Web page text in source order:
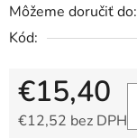
Môžeme doručiť do:
Kód:
€15,40
€12,52 bez DPH